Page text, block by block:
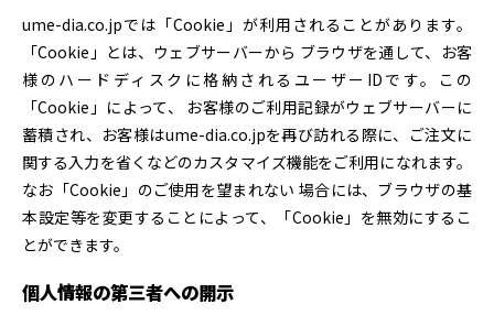
ume-dia.co.jpでは「Cookie」が利用されることがあります。
「Cookie」とは、ウェブサーバーから ブラウザを通して、お客
様のハードディスクに格納されるユーザーIDです。この
「Cookie」によって、 お客様のご利用記録がウェブサーバーに
蓄積され、お客様はume-dia.co.jpを再び訪れる際に、ご注文に
関する入力を省くなどのカスタマイズ機能をご利用になれます。
なお「Cookie」のご使用を望まれない 場合には、ブラウザの基
本設定等を変更することによって、「Cookie」を無効にするこ
とができます。
個人情報の第三者への開示